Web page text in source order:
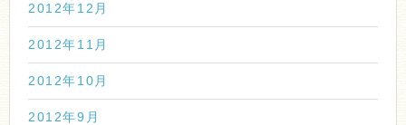
2012年12月
2012年11月
2012年10月
2012年9月